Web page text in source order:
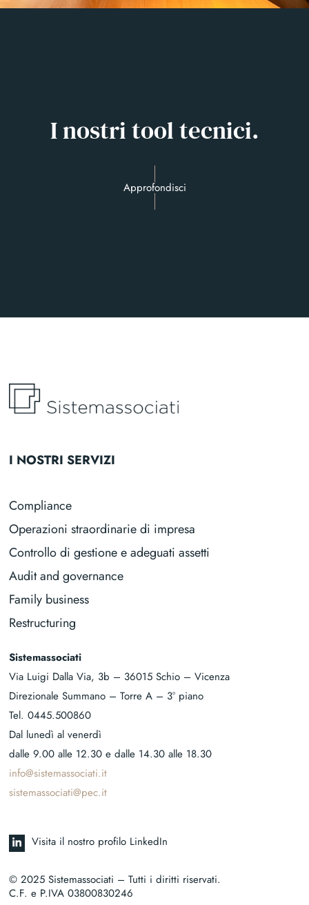
I nostri tool tecnici.
Approfondisci
I NOSTRI SERVIZI
Compliance
Operazioni straordinarie di impresa
Controllo di gestione e adeguati assetti
Audit and governance
Family business
Restructuring
Sistemassociati
Via Luigi Dalla Via, 3b – 36015 Schio – Vicenza
Direzionale Summano – Torre A – 3° piano
Tel.0445.500860
Dal lunedì al venerdì
dalle 9.00 alle 12.30 e dalle 14.30 alle 18.30
info@sistemassociati.it
sistemassociati@pec.it
Visita il nostro profilo LinkedIn
© 2025 Sistemassociati – Tutti i diritti riservati.
C.F. e P.IVA 03800830246